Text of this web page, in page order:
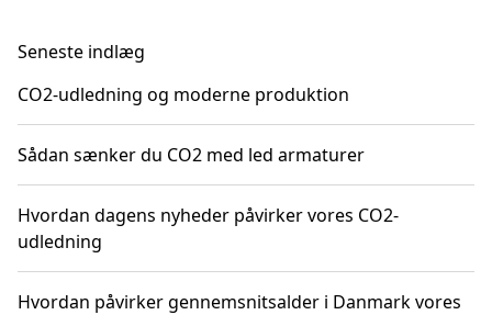
Seneste indlæg
CO2-udledning og moderne produktion
Sådan sænker du CO2 med led armaturer
Hvordan dagens nyheder påvirker vores CO2-
udledning
Hvordan påvirker gennemsnitsalder i Danmark vores